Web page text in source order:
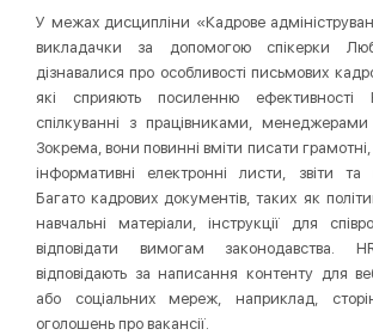
У межах дисципліни «Кадрове
викладачки за допомогою спікерки
дізнавалися про особливості письмових
які сприяють посиленню ефективності
спілкуванні з працівниками,
Зокрема, вони повинні вміти писати грамотні,
інформативні електронні листи, звіти та
Багато кадрових документів, таких як
навчальні матеріали, інструкції для
відповідати вимогам законодавства.
відповідають за написання контенту для
або соціальних мереж, наприклад,
оголошень про вакансії.